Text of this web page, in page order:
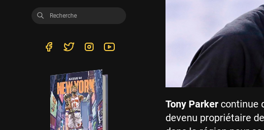
Tony Parker continue
devenu propriétaire